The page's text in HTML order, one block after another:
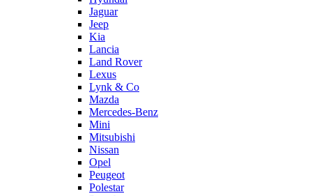
Jaguar
Jeep
Kia
Lancia
Land Rover
Lexus
Lynk & Co
Mazda
Mercedes-Benz
Mini
Mitsubishi
Nissan
Opel
Peugeot
Polestar